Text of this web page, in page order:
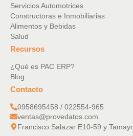
Servicios Automotrices
Constructoras e Inmobiliarias
Alimentos y Bebidas
Salud
Recursos
¿Qué es PAC ERP?
Blog
Contacto
0958695458 / 022554-965
ventas@provedatos.com
Francisco Salazar E10-59 y